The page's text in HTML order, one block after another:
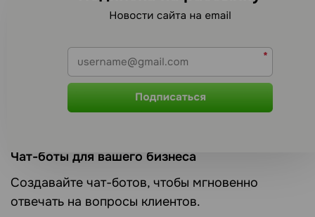
Чат-боты для вашего бизнеса
Создавайте чат-ботов, чтобы мгновенно
отвечать на вопросы клиентов.